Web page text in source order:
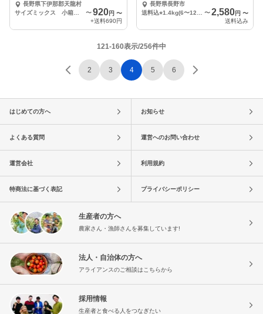
長野県下伊那郡天龍村
〜 920円 〜
+送料690円
長野県長野市
〜2,580円 〜
送料込み
121-160表示/256件中
2 3 4 5 6
はじめての方へ お知らせ
よくある質問 運営へのお問い合わせ
運営会社 利用規約
特商法に基づく表記 プライバシーポリシー
生産者の方へ
農家さん・漁師さんを募集しています!
法人・自治体の方へ
アライアンスのご相談はこちらから
採用情報
生産者と食べる人をつなぎたい